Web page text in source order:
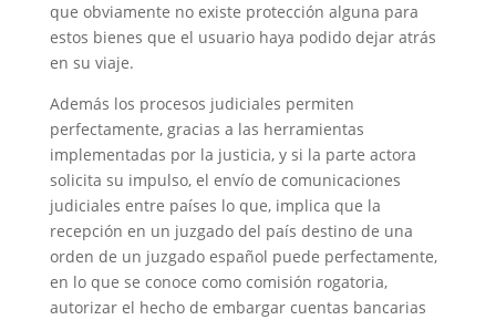
que obviamente no existe protección alguna para
estos bienes que el usuario haya podido dejar atrás
en su viaje.
Además los procesos judiciales permiten
perfectamente, gracias a las herramientas
implementadas por la justicia, y si la parte actora
solicita su impulso, el envío de comunicaciones
judiciales entre países lo que, implica que la
recepción en un juzgado del país destino de una
orden de un juzgado español puede perfectamente,
en lo que se conoce como comisión rogatoria,
autorizar el hecho de embargar cuentas bancarias